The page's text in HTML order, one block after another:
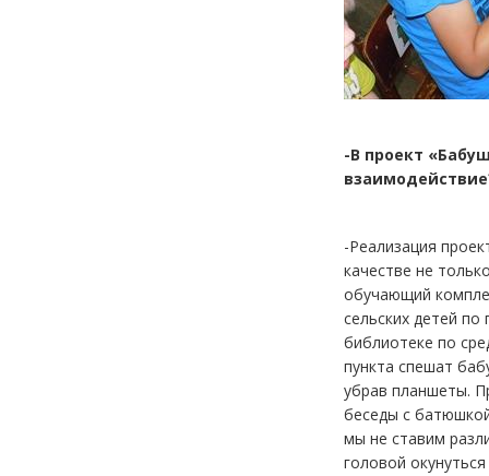
-В проект
-Реализация
качестве не
обучающий
сельских детей
библиотеке по
пункта спешат
убрав планшеты.
беседы с
мы не ставим
головой